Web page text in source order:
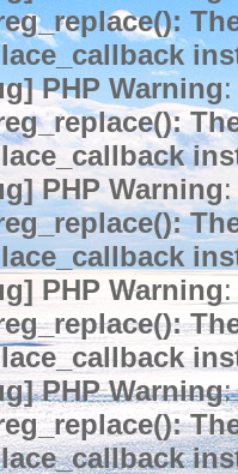
PHP Warning
PHP Warning
PHP Warning
PHP Warning: